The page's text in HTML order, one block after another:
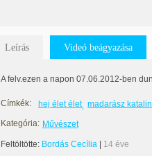
Leírás Videó beágyazása
A felv.ezen a napon 07.06.2012-ben
Címkék: hej élet élet madarász katalin
Kategória: Művészet
Feltöltötte: Bordás Cecília 14 éve